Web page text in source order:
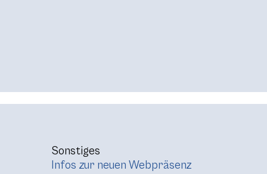
Sonstiges
Infos zur neuen Webpräsenz